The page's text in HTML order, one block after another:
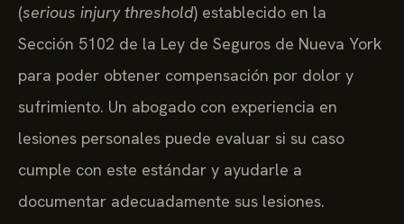
(serious injury threshold) establecido en la
Sección 5102 de la Ley de Seguros de Nueva York
para poder obtener compensación por dolor y
sufrimiento. Un abogado con experiencia en
lesiones personales puede evaluar si su caso
cumple con este estándar y ayudarle a
documentar adecuadamente sus lesiones.